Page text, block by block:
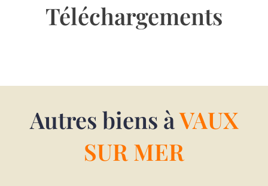
Téléchargements
Autres biens àVAUX
SUR MER